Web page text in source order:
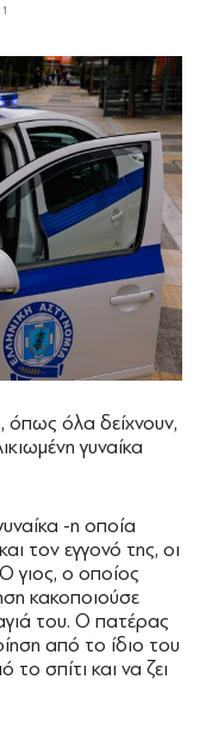
όπως όλα δείχνουν,
γυναίκα
-η οποία
τον εγγονό της, οι
γιος, ο οποίος
κακοποιούσε
του. Ο πατέρας
από το ίδιο του
σπίτι και να ζει